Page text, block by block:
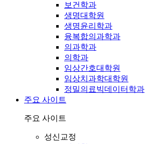
보건학과
생명대학원
생명윤리학과
융복합의과학과
의과학과
의학과
임상간호대학원
임상치과학대학원
정밀의료빅데이터학과
주요 사이트
주요 사이트
성신교정